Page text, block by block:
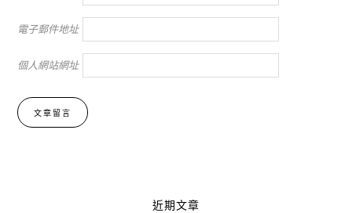
電子郵件地址
個人網站網址
近期文章